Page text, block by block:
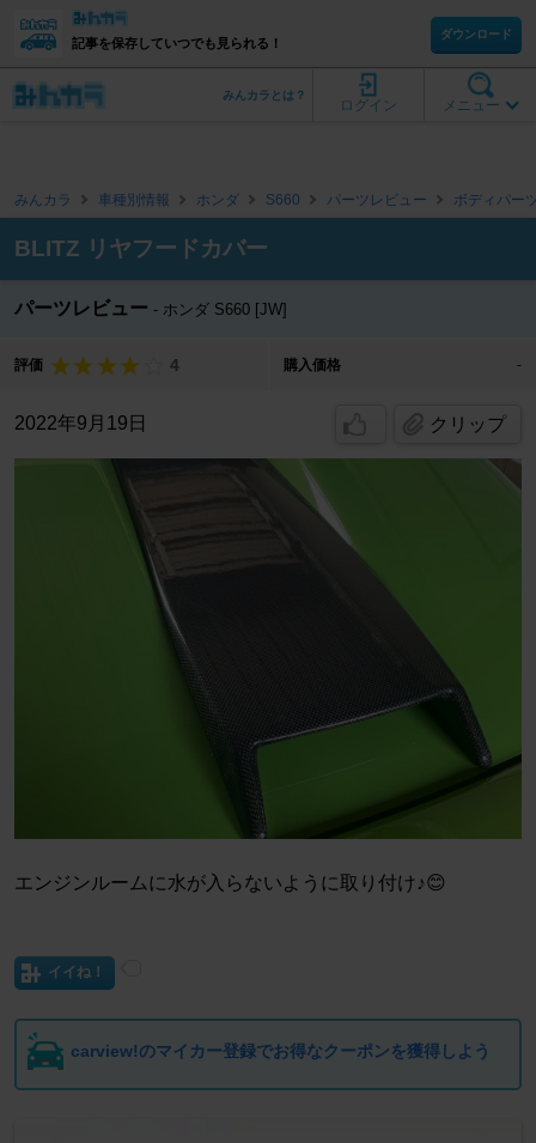
記事を保存していつでも見られる！
ダウンロード
メニュー
ログイン
みんカラとは？
みんカラ 車種別情報 ホンダ S660 パーツレビュー ボディパー
BLITZ リヤフードカバー
パーツレビュー ホンダ S660 [JW]
評価 4 購入価格 -
2022年9月19日 クリップ
エンジンルームに水が入らないように取り付け♪😊
イイね！
carview!のマイカー登録でお得なクーポンを獲得しよう